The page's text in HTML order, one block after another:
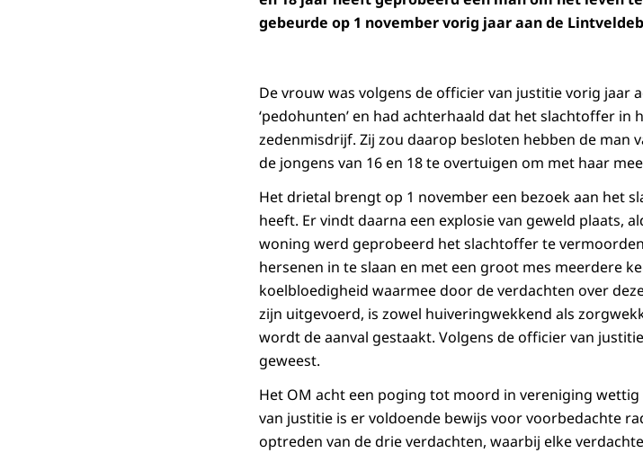
gebeurde op 1 november vorig jaar aan de
De vrouw was volgens de officier van justitie vorig jaar
‘pedohunten’ en had achterhaald dat het slachtoffer in
zedenmisdrijf. Zij zou daarop besloten hebben de man
de jongens van 16 en 18 te overtuigen om met haar
Het drietal brengt op 1 november een bezoek aan het
heeft. Er vindt daarna een explosie van geweld plaats,
woning werd geprobeerd het slachtoffer te
hersenen in te slaan en met een groot mes meerdere
koelbloedigheid waarmee door de verdachten over
zijn uitgevoerd, is zowel huiveringwekkend als
wordt de aanval gestaakt. Volgens de officier van
geweest.
Het OM acht een poging tot moord in vereniging
van justitie is er voldoende bewijs voor voorbedachte
optreden van de drie verdachten, waarbij elke